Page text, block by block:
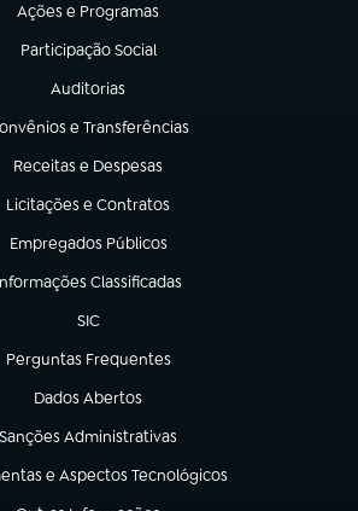
Ações e Programas
(abre em nova aba)
Participação Social
(abre em nova aba)
Auditorias
(abre em nova aba)
e Transferências
em nova aba)
Receitas e Despesas
(abre em nova aba)
Licitações e Contratos
(abre em nova aba)
Empregados Públicos
(abre em nova aba)
Classificadas
em nova aba)
SIC
(abre em nova aba)
Perguntas Frequentes
(abre em nova aba)
Dados Abertos
(abre em nova aba)
Sanções Administrativas
(abre em nova aba)
e Aspectos Tecnológicos
nova aba)